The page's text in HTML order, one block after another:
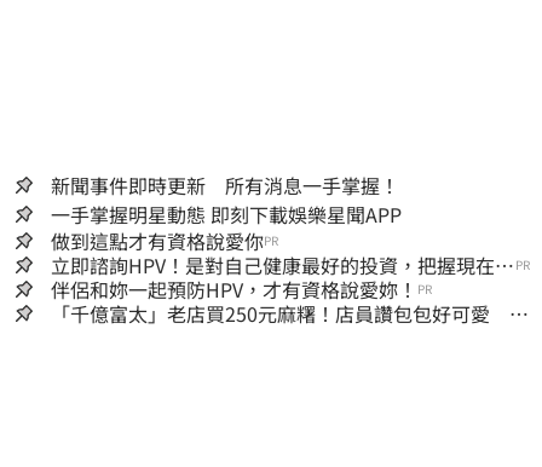
新聞事件即時更新 所有消息一手掌握！
一手掌握明星動態 即刻下載娛樂星聞APP
做到這點才有資格說愛你PR
立即諮詢HPV！是對自己健康最好的投資，把握現在不
嫌晚！
PR
伴侶和妳一起預防HPV，才有資格說愛妳！ PR
「千億富太」老店買250元麻糬！店員讚包包好可愛 笑